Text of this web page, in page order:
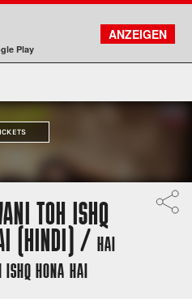
FILMSUCHE
KONTO
TOH ISHQ
(HINDI) /HAI
ISHQ HONA HAI
Play
ANZEIGEN